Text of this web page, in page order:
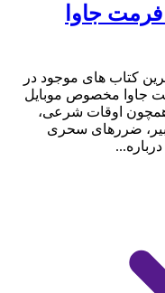
فرمت جاوا
کتاب های موجود در
جاوا مخصوص موبایل
همچون اوقات شرعی،
ضررهای سحری